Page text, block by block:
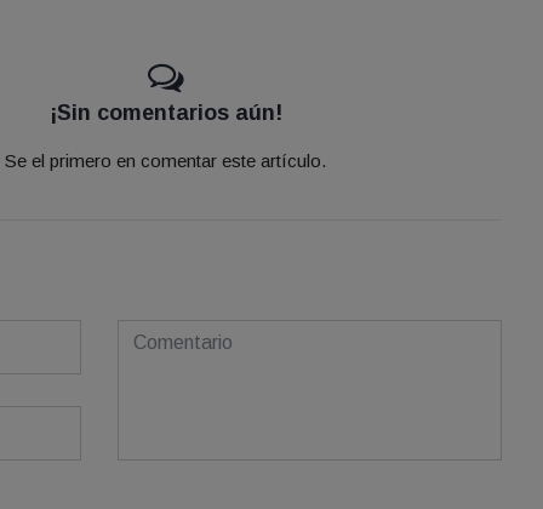
¡Sin comentarios aún!
Se el primero en comentar este artículo.